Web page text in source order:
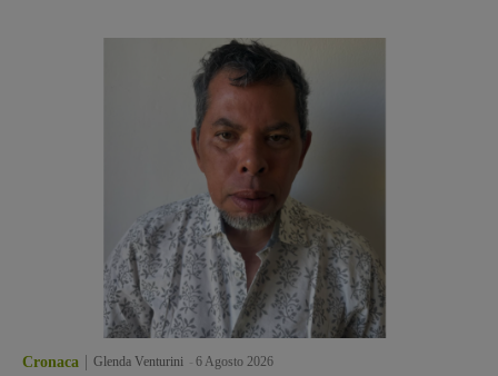
Cronaca Glenda Venturini 6 Agosto 2026